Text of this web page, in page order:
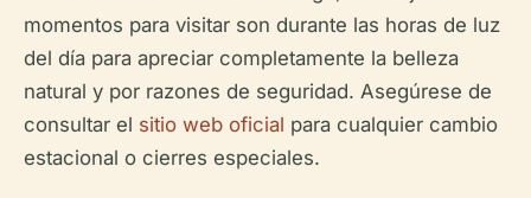
momentos para visitar son durante las horas de luz
del día para apreciar completamente la belleza
natural y por razones de seguridad. Asegúrese de
consultar el sitio web oficial para cualquier cambio
estacional o cierres especiales.